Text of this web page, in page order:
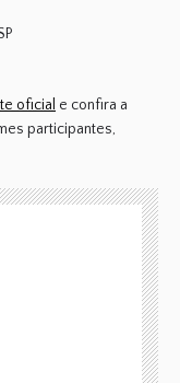
oficial e confira a
participantes,